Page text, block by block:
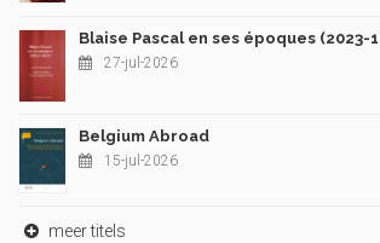
Blaise Pascal en ses époques (2023-
27-jul-2026
Belgium Abroad
15-jul-2026
meer titels